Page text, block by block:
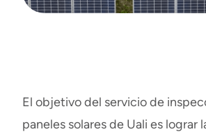
El objetivo del servicio de
paneles solares de Uali es lograr